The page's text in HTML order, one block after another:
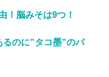
！脳みそは9つ！
るのに”タコ墨”のパ